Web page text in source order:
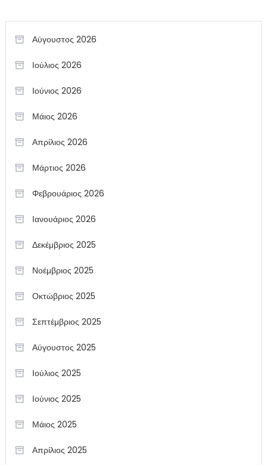
Αύγουστος 2026
Ιούλιος 2026
Ιούνιος 2026
Μάιος 2026
Απρίλιος 2026
Μάρτιος 2026
Φεβρουάριος 2026
Ιανουάριος 2026
Δεκέμβριος 2025
Νοέμβριος 2025
Οκτώβριος 2025
Σεπτέμβριος 2025
Αύγουστος 2025
Ιούλιος 2025
Ιούνιος 2025
Μάιος 2025
Απρίλιος 2025